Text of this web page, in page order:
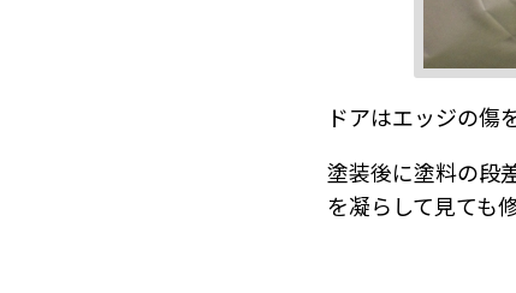
ドアはエッジの傷
塗装後に塗料の段
を凝らして見ても